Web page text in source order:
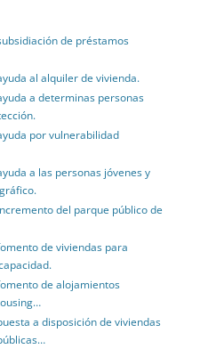
de préstamos
al alquiler de vivienda.
a determinas personas
por vulnerabilidad
a las personas jóvenes y
del parque público de
de viviendas para
de alojamientos
a disposición de viviendas